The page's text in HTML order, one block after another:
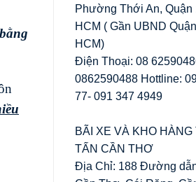
Phường Thới An, Quận
HCM ( Gần UBND
HCM)
Điện Thoại: 08
0862590488 Hottline:
77- 091 347 4949
BÃI XE VÀ KHO HÀNG
TẤN CẦN THƠ
Địa Chỉ: 188 Đường